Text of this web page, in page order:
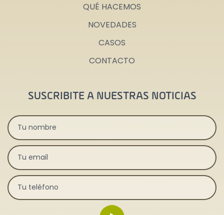
QUÉ HACEMOS
NOVEDADES
CASOS
CONTACTO
SUSCRIBITE A NUESTRAS NOTICIAS